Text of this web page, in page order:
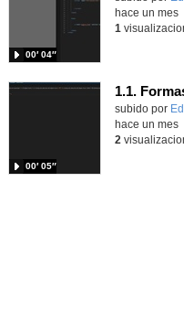
00′ 04″
hace un mes
1
Contenido
subido por
00′ 05″
hace un mes
2